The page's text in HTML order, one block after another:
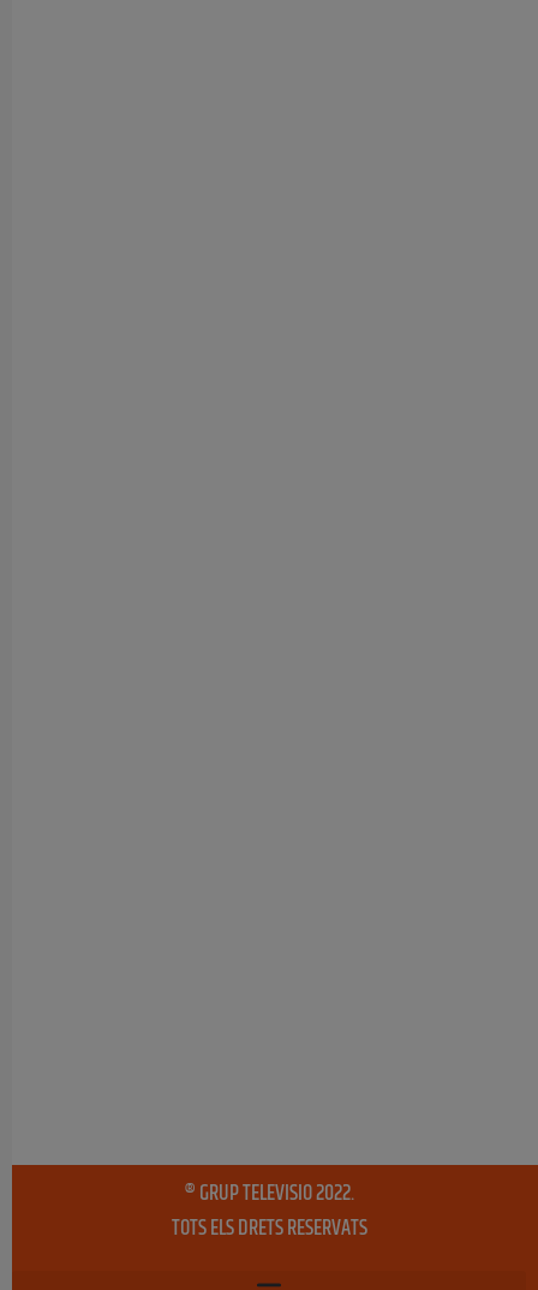
® GRUP TELEVISIO 2022.
TOTS ELS DRETS RESERVATS